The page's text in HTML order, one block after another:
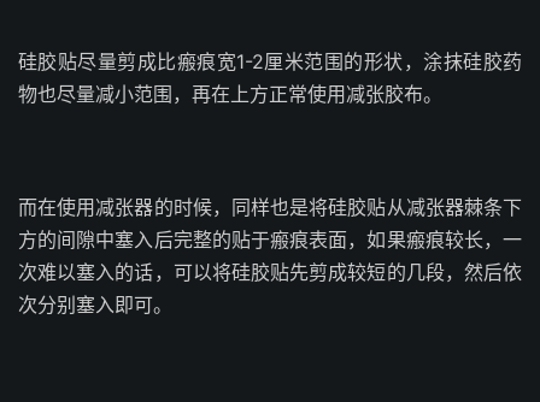
硅胶贴尽量剪成比瘢痕宽1-2厘米范围的形状，涂抹硅胶药
物也尽量减小范围，再在上方正常使用减张胶布。
而在使用减张器的时候，同样也是将硅胶贴从减张器棘条下
方的间隙中塞入后完整的贴于瘢痕表面，如果瘢痕较长，一
次难以塞入的话，可以将硅胶贴先剪成较短的几段，然后依
次分别塞入即可。